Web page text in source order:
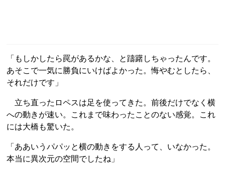
「もしかしたら罠があるかな、と躊躇しちゃったんです。
あそこで一気に勝負にいけばよかった。悔やむとしたら、
それだけです」
立ち直ったロペスは足を使ってきた。前後だけでなく横
への動きが速い。これまで味わったことのない感覚。これ
には大橋も驚いた。
「ああいうパパッと横の動きをする人って、いなかった。
本当に異次元の空間でしたね」